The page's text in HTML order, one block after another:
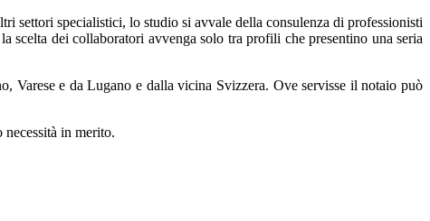
settori specialistici, lo studio si avvale della consulenza di professionisti
scelta dei collaboratori avvenga solo tra profili che presentino una seria
Varese e da Lugano e dalla vicina Svizzera. Ove servisse il notaio può
in merito.